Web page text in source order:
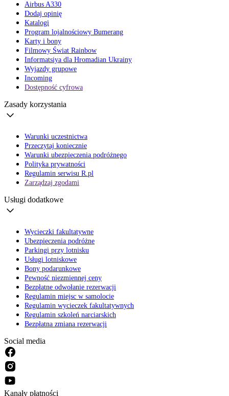
Airbus A330
Dodaj opinię
Katalogi
Program lojalnościowy Bumerang
Karty i bony
Filmowy Świat Rainbow
Informatsiya dla Hromadian Ukrainy
Wyjazdy grupowe
Incoming
Dostępność cyfrowa
Zasady korzystania
Warunki uczestnictwa
Przeczytaj koniecznie
Warunki ubezpieczenia podróżnego
Polityka prywatności
Regulamin serwisu R.pl
Zarządzaj zgodami
Usługi dodatkowe
Wycieczki fakultatywne
Ubezpieczenia podróżne
Parkingi przy lotnisku
Usługi lotniskowe
Bony podarunkowe
Pewność niezmiennej ceny
Bezpłatne odwołanie rezerwacji
Regulamin miejsc w samolocie
Regulamin wycieczek fakultatywnych
Regulamin szkoleń narciarskich
Bezpłatna zmiana rezerwacji
Social media
Kanały płatności